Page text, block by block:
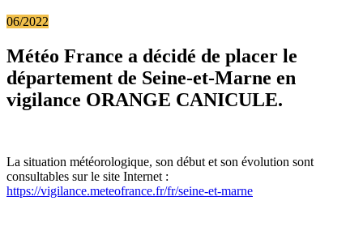
06/2022
Météo France a décidé de placer le
département de Seine-et-Marne en
vigilance ORANGE CANICULE.
La situation météorologique, son début et son évolution sont
consultables sur le site Internet :
https://vigilance.meteofrance.fr/fr/seine-et-marne